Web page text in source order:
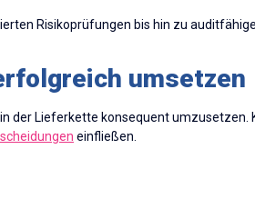
Risikoprüfungen bis hin zu
umsetzen
der Lieferkette konsequent umzusetzen.
einfließen.